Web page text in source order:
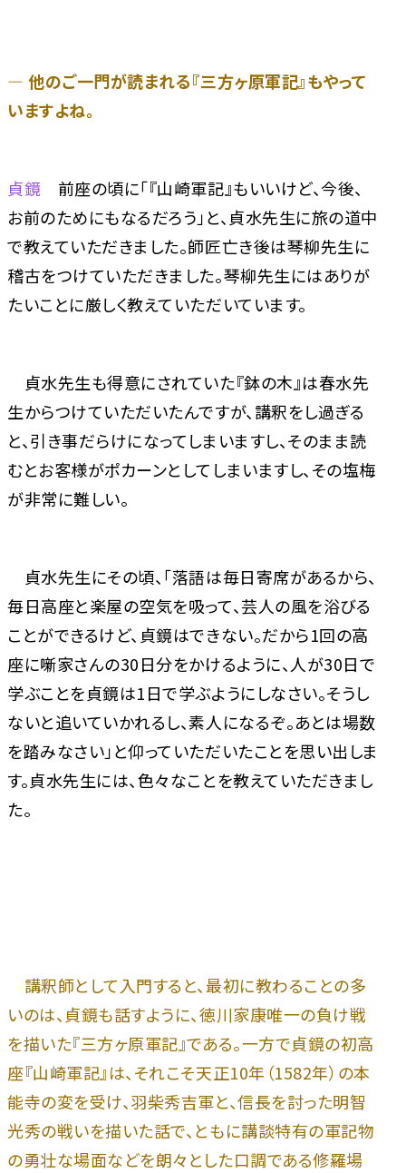
― 他のご一門が読まれる『三方ヶ原軍記』もやって
いますよね。
貞鏡 前座の頃に「『山崎軍記』もいいけど、今後、
お前のためにもなるだろう」と、貞水先生に旅の道中
で教えていただきました。師匠亡き後は琴柳先生に
稽古をつけていただきました。琴柳先生にはありが
たいことに厳しく教えていただいています。
貞水先生も得意にされていた『鉢の木』は春水先
生からつけていただいたんですが、講釈をし過ぎる
と、引き事だらけになってしまいますし、そのまま読
むとお客様がポカーンとしてしまいますし、その塩梅
が非常に難しい。
貞水先生にその頃、「落語は毎日寄席があるから、
毎日高座と楽屋の空気を吸って、芸人の風を浴びる
ことができるけど、貞鏡はできない。だから1回の高
座に噺家さんの30日分をかけるように、人が30日で
学ぶことを貞鏡は1日で学ぶようにしなさい。そうし
ないと追いていかれるし、素人になるぞ。あとは場数
を踏みなさい」と仰っていただいたことを思い出しま
す。貞水先生には、色々なことを教えていただきまし
た。
講釈師として入門すると、最初に教わることの多
いのは、貞鏡も話すように、徳川家康唯一の負け戦
を描いた『三方ヶ原軍記』である。一方で貞鏡の初高
座『山崎軍記』は、それこそ天正10年（1582年）の本
能寺の変を受け、羽柴秀吉軍と、信長を討った明智
光秀の戦いを描いた話で、ともに講談特有の軍記物
の勇壮な場面などを朗々とした口調である修羅場